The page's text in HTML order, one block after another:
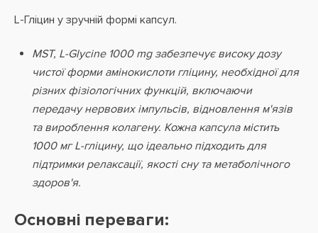
L-Гліцин у зручній формі капсул.
MST, L-Glycine 1000 mg забезпечує високу дозу
чистої форми амінокислоти гліцину, необхідної для
різних фізіологічних функцій, включаючи
передачу нервових імпульсів, відновлення м'язів
та вироблення колагену. Кожна капсула містить
1000 мг L-гліцину, що ідеально підходить для
підтримки релаксації, якості сну та метаболічного
здоров'я.
Основні переваги: